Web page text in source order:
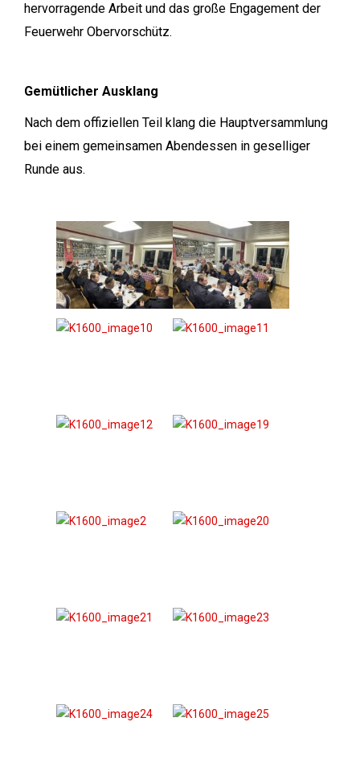
hervorragende Arbeit und das große Engagement der
Feuerwehr Obervorschütz.
Gemütlicher Ausklang
Nach dem offiziellen Teil klang die Hauptversammlung
bei einem gemeinsamen Abendessen in geselliger
Runde aus.